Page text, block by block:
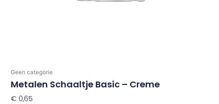
Geen categorie
Metalen Schaaltje Basic – Creme
€ 0,65